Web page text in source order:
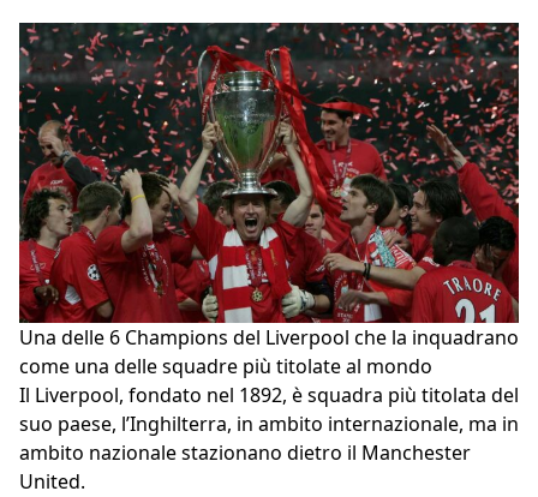
Una delle 6 Champions del Liverpool che la inquadrano
come una delle squadre più titolate al mondo
Il Liverpool, fondato nel 1892, è squadra più titolata del
suo paese, l’Inghilterra, in ambito internazionale, ma in
ambito nazionale stazionano dietro il Manchester
United.